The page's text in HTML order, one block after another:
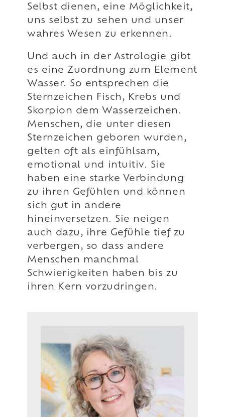
Selbst dienen, eine Möglichkeit,
uns selbst zu sehen und unser
wahres Wesen zu erkennen.
Und auch in der Astrologie gibt
es eine Zuordnung zum Element
Wasser. So entsprechen die
Sternzeichen Fisch, Krebs und
Skorpion dem Wasserzeichen.
Menschen, die unter diesen
Sternzeichen geboren wurden,
gelten oft als einfühlsam,
emotional und intuitiv. Sie
haben eine starke Verbindung
zu ihren Gefühlen und können
sich gut in andere
hineinversetzen. Sie neigen
auch dazu, ihre Gefühle tief zu
verbergen, so dass andere
Menschen manchmal
Schwierigkeiten haben bis zu
ihren Kern vorzudringen.